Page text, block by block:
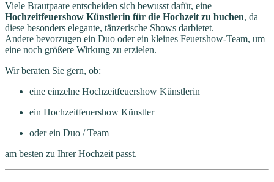
Viele Brautpaare entscheiden sich bewusst dafür, eine
Hochzeitfeuershow Künstlerin für die Hochzeit zu buchen, da
diese besonders elegante, tänzerische Shows darbietet.
Andere bevorzugen ein Duo oder ein kleines Feuershow-Team, um
eine noch größere Wirkung zu erzielen.
Wir beraten Sie gern, ob:
eine einzelne Hochzeitfeuershow Künstlerin
ein Hochzeitfeuershow Künstler
oder ein Duo / Team
am besten zu Ihrer Hochzeit passt.